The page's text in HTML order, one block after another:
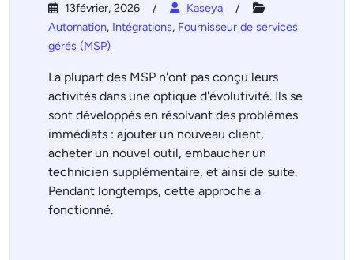
13février, 2026
Kaseya
Automation, Intégrations, Fournisseur de services
gérés (MSP)
La plupart des MSP n'ont pas conçu leurs
activités dans une optique d'évolutivité. Ils se
sont développés en résolvant des problèmes
immédiats : ajouter un nouveau client,
acheter un nouvel outil, embaucher un
technicien supplémentaire, et ainsi de suite.
Pendant longtemps, cette approche a
fonctionné.